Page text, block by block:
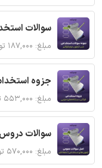
سوالات
مبلغ: ۱۸۷,۰۰۰ تومان
جزوه
مبلغ: ۵۵۳,۰۰۰ تومان
سوالات دروس
مبلغ: ۵۷۰,۰۰۰ تومان